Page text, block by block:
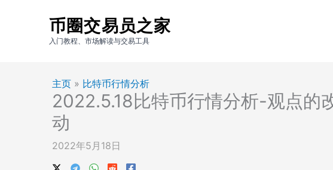
币圈交易员之家
入门教程、市场解读与交易工具
主页 » 比特币行情分析
2022.5.18比特币行情分析-观点的
动
2022年5月18日